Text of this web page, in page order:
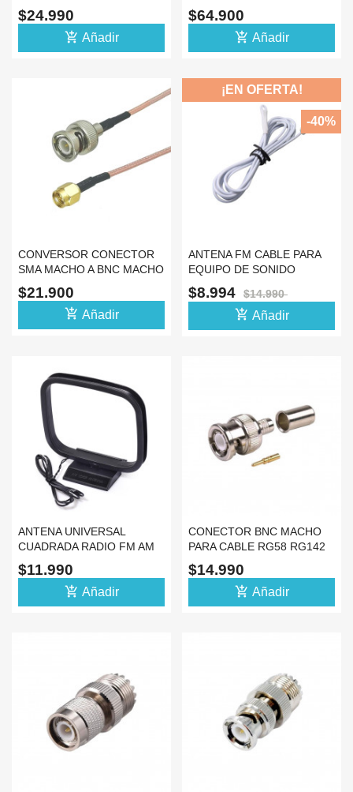
CABLE 5M PARA
INTERIORES
$24.990
add_shopping_cart Añadir
TRANSMISOR 5W 7W
$64.900
add_shopping_cart Añadir
CONVERSOR CONECTOR
SMA MACHO A BNC MACHO
CABLE 10CM
$21.900
add_shopping_cart Añadir
ANTENA FM CABLE PARA
EQUIPO DE SONIDO
MINICOMPONENTE
$8.994 $14.990
add_shopping_cart Añadir
¡EN OFERTA!
-40%
ANTENA UNIVERSAL
CUADRADA RADIO FM AM
EQUIPO DE SONIDO
$11.990
add_shopping_cart Añadir
CONECTOR BNC MACHO
PARA CABLE RG58 RG142
ANTENA FM
$14.990
add_shopping_cart Añadir